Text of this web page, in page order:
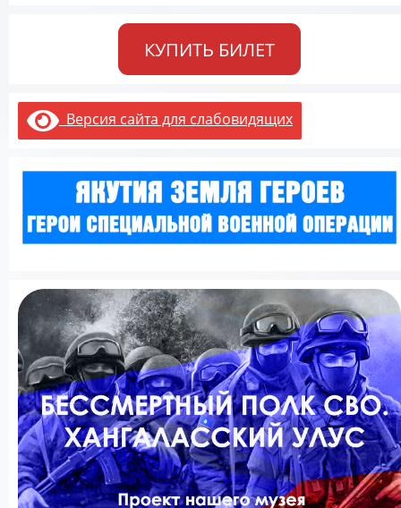
КУПИТЬ БИЛЕТ
Версия сайта для слабовидящих